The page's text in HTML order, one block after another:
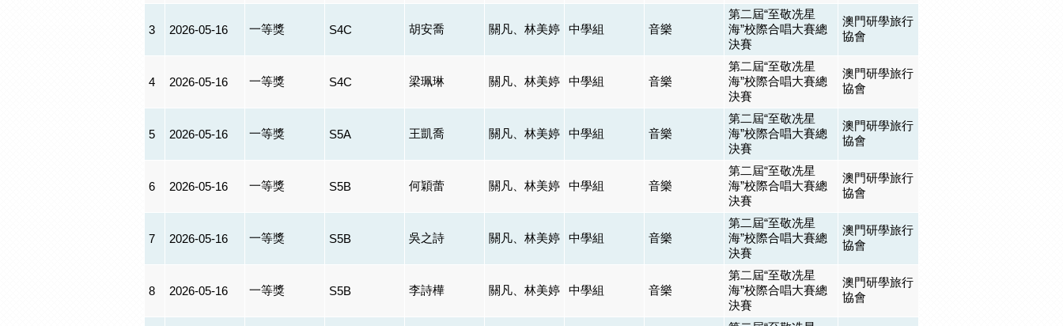
3 2026-05-16 一等獎 S4C 胡安喬 關凡、林美婷 中學組 音樂
第二屆“至敬冼星
海”校際合唱大賽總
決賽
澳門研學旅行
協會
4 2026-05-16 一等獎 S4C 梁珮琳 關凡、林美婷 中學組 音樂
第二屆“至敬冼星
海”校際合唱大賽總
決賽
澳門研學旅行
協會
5 2026-05-16 一等獎 S5A 王凱喬 關凡、林美婷 中學組 音樂
第二屆“至敬冼星
海”校際合唱大賽總
決賽
澳門研學旅行
協會
6 2026-05-16 一等獎 S5B 何穎蕾 關凡、林美婷 中學組 音樂
第二屆“至敬冼星
海”校際合唱大賽總
決賽
澳門研學旅行
協會
7 2026-05-16 一等獎 S5B 吳之詩 關凡、林美婷 中學組 音樂
第二屆“至敬冼星
海”校際合唱大賽總
決賽
澳門研學旅行
協會
8 2026-05-16 一等獎 S5B 李詩樺 關凡、林美婷 中學組 音樂
第二屆“至敬冼星
海”校際合唱大賽總
決賽
澳門研學旅行
協會